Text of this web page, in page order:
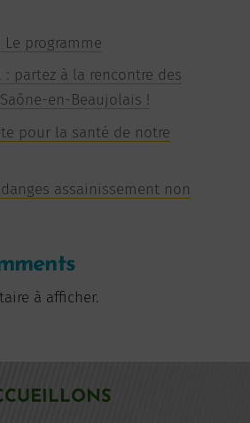
Le programme
: partez à la rencontre des
en-Beaujolais !
pour la santé de notre
assainissement non
à afficher.